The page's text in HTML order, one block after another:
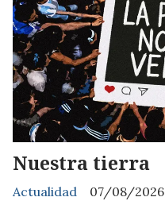
Nuestra tierra
Actualidad 07/08/2026